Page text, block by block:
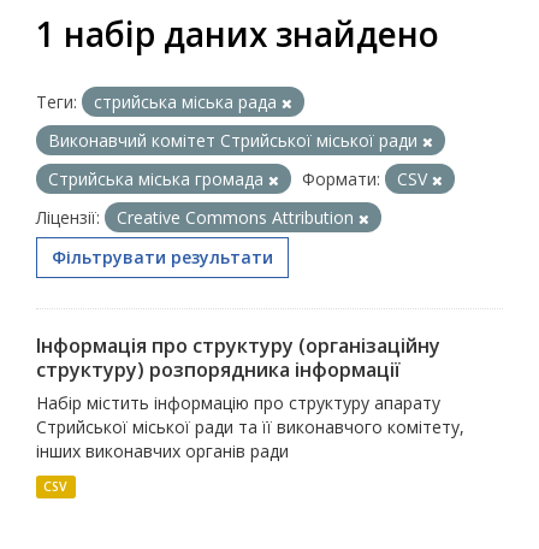
1 набір даних знайдено
Теги:
стрийська міська рада
Виконавчий комітет Стрийської міської ради
Стрийська міська громада
Формати:
CSV
Ліцензії:
Creative Commons Attribution
Фільтрувати результати
Інформація про структуру (організаційну
структуру) розпорядника інформації
Набір містить інформацію про структуру апарату
Стрийської міської ради та її виконавчого комітету,
інших виконавчих органів ради
CSV